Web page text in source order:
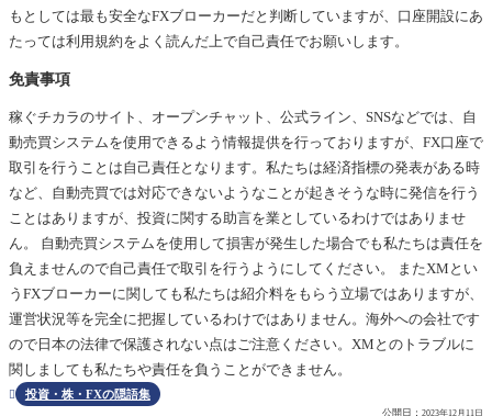
もとしては最も安全なFXブローカーだと判断していますが、口座開設にあ
たっては利用規約をよく読んだ上で自己責任でお願いします。
免責事項
稼ぐチカラのサイト、オープンチャット、公式ライン、SNSなどでは、自
動売買システムを使用できるよう情報提供を行っておりますが、FX口座で
取引を行うことは自己責任となります。私たちは経済指標の発表がある時
など、自動売買では対応できないようなことが起きそうな時に発信を行う
ことはありますが、投資に関する助言を業としているわけではありませ
ん。 自動売買システムを使用して損害が発生した場合でも私たちは責任を
負えませんので自己責任で取引を行うようにしてください。 またXMとい
うFXブローカーに関しても私たちは紹介料をもらう立場ではありますが、
運営状況等を完全に把握しているわけではありません。海外への会社です
ので日本の法律で保護されない点はご注意ください。XMとのトラブルに
関しましても私たちや責任を負うことができません。
 投資・株・FXの隠語集
公開日： 2023年12月11日